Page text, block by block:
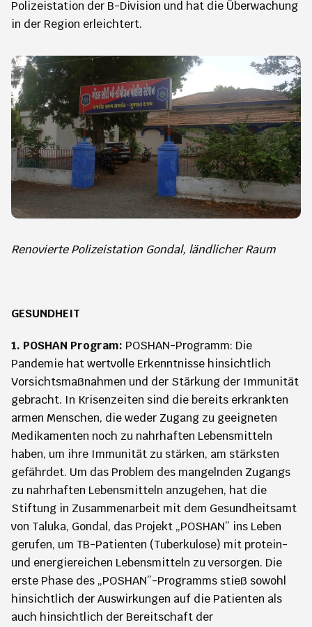
Polizeistation der B-Division und hat die Überwachung
in der Region erleichtert.
Renovierte Polizeistation Gondal, ländlicher Raum
GESUNDHEIT
1. POSHAN Program: POSHAN-Programm: Die
Pandemie hat wertvolle Erkenntnisse hinsichtlich
Vorsichtsmaßnahmen und der Stärkung der Immunität
gebracht. In Krisenzeiten sind die bereits erkrankten
armen Menschen, die weder Zugang zu geeigneten
Medikamenten noch zu nahrhaften Lebensmitteln
haben, um ihre Immunität zu stärken, am stärksten
gefährdet. Um das Problem des mangelnden Zugangs
zu nahrhaften Lebensmitteln anzugehen, hat die
Stiftung in Zusammenarbeit mit dem Gesundheitsamt
von Taluka, Gondal, das Projekt „POSHAN” ins Leben
gerufen, um TB-Patienten (Tuberkulose) mit protein-
und energiereichen Lebensmitteln zu versorgen. Die
erste Phase des „POSHAN”-Programms stieß sowohl
hinsichtlich der Auswirkungen auf die Patienten als
auch hinsichtlich der Bereitschaft der